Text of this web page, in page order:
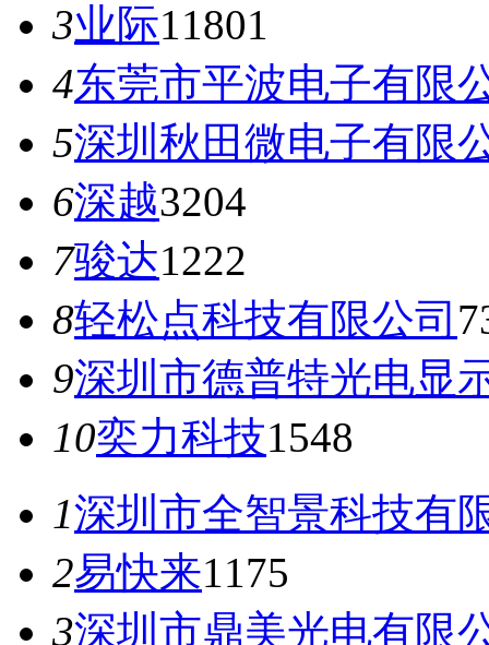
3业际11801
4东莞市平波电子有限
5深圳秋田微电子有限
6深越3204
7骏达1222
8轻松点科技有限公司
9深圳市德普特光电显
10奕力科技1548
1深圳市全智景科技有
2易快来1175
3深圳市鼎美光电有限